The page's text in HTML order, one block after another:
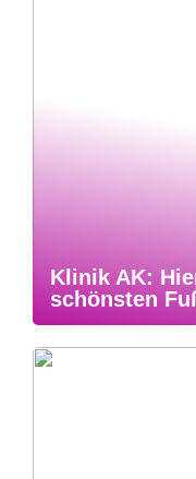
Klinik AK:
schönsten